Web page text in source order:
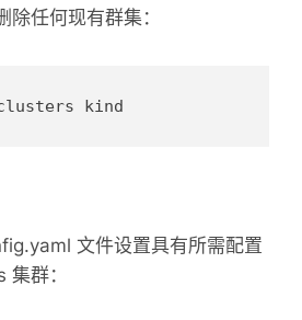
任何现有群集：
文件设置具有所需配置
群：